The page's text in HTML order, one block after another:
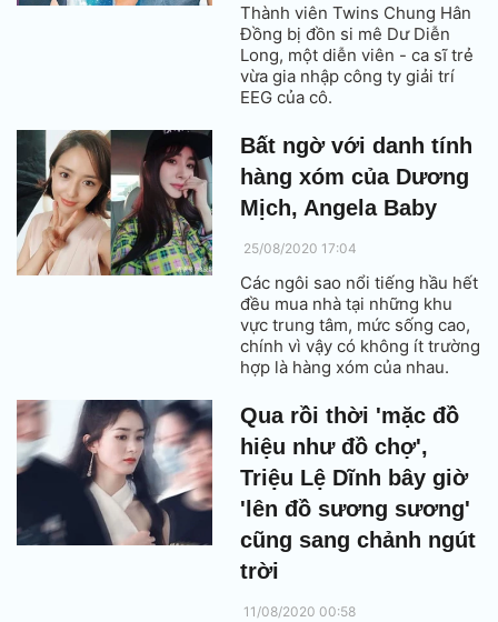
Thành viên Twins Chung Hân
Đồng bị đồn si mê Dư Diễn
Long, một diễn viên - ca sĩ trẻ
vừa gia nhập công ty giải trí
EEG của cô.
Bất ngờ với danh tính
hàng xóm của Dương
Mịch, Angela Baby
25/08/2020 17:04
Các ngôi sao nổi tiếng hầu hết
đều mua nhà tại những khu
vực trung tâm, mức sống cao,
chính vì vậy có không ít trường
hợp là hàng xóm của nhau.
Qua rồi thời 'mặc đồ
hiệu như đồ chợ',
Triệu Lệ Dĩnh bây giờ
'lên đồ sương sương'
cũng sang chảnh ngút
trời
11/08/2020 00:58